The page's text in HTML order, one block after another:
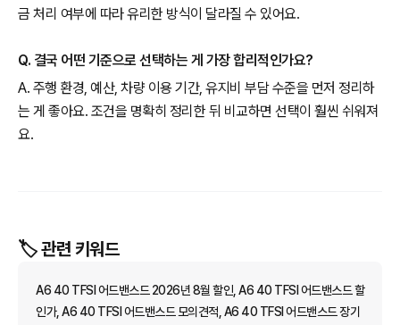
금 처리 여부에 따라 유리한 방식이 달라질 수 있어요.
Q. 결국 어떤 기준으로 선택하는 게 가장 합리적인가요?
A. 주행 환경, 예산, 차량 이용 기간, 유지비 부담 수준을 먼저 정리하
는 게 좋아요. 조건을 명확히 정리한 뒤 비교하면 선택이 훨씬 쉬워져
요.
🏷️ 관련 키워드
A6 40 TFSI 어드밴스드 2026년 8월 할인, A6 40 TFSI 어드밴스드 할
인가, A6 40 TFSI 어드밴스드 모의견적, A6 40 TFSI 어드밴스드 장기